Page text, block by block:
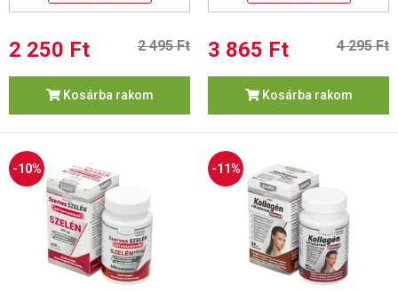
2 250 Ft 2 495 Ft
Kosárba rakom
3 865 Ft 4 295 Ft
Kosárba rakom
-10% -11%